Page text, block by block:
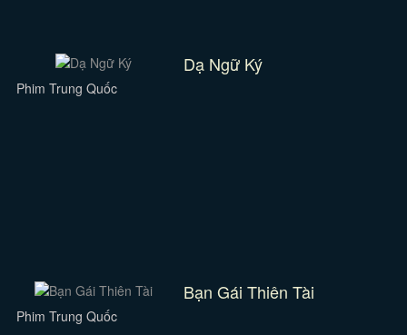
Dạ Ngữ Ký
Phim Trung Quốc
Bạn Gái Thiên Tài
Phim Trung Quốc